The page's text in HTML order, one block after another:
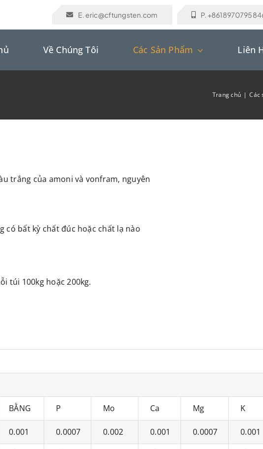
E. eric@cftungsten.com P.
Về Chúng Tôi Các Sản Phẩm Liên
Trang chủ Các
trắng của amoni và vonfram, nguyên
bất kỳ chất đúc hoặc chất lạ nào
túi 100kg hoặc 200kg.
BẰNG P Mo Ca Mg K
0.001 0.0007 0.002 0.001 0.0007 0.001